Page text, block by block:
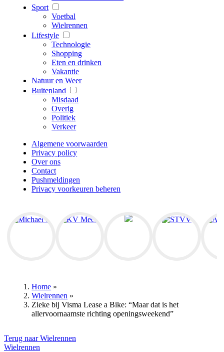
Sport
Voetbal
Wielrennen
Lifestyle
Technologie
Shopping
Eten en drinken
Vakantie
Natuur en Weer
Buitenland
Misdaad
Overig
Politiek
Verkeer
Algemene voorwaarden
Privacy policy
Over ons
Contact
Pushmeldingen
Privacy voorkeuren beheren
Kruimelpad
Home »
Wielrennen »
Zieke bij Visma Lease a Bike: “Maar dat is het
allervoornaamste richting openingsweekend”
Terug naar Wielrennen
Wielrennen